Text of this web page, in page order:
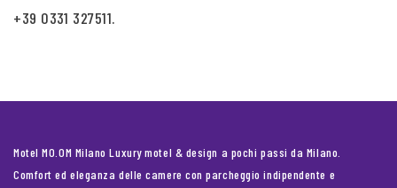
+39 0331 327511.
Motel MO.OM Milano Luxury motel & design a pochi passi da Milano.
Comfort ed eleganza delle camere con parcheggio indipendente e